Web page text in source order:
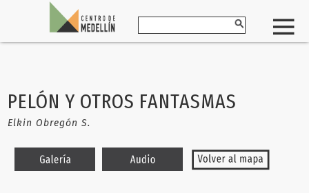
PELÓN Y OTROS FANTASMAS
Elkin Obregón S.